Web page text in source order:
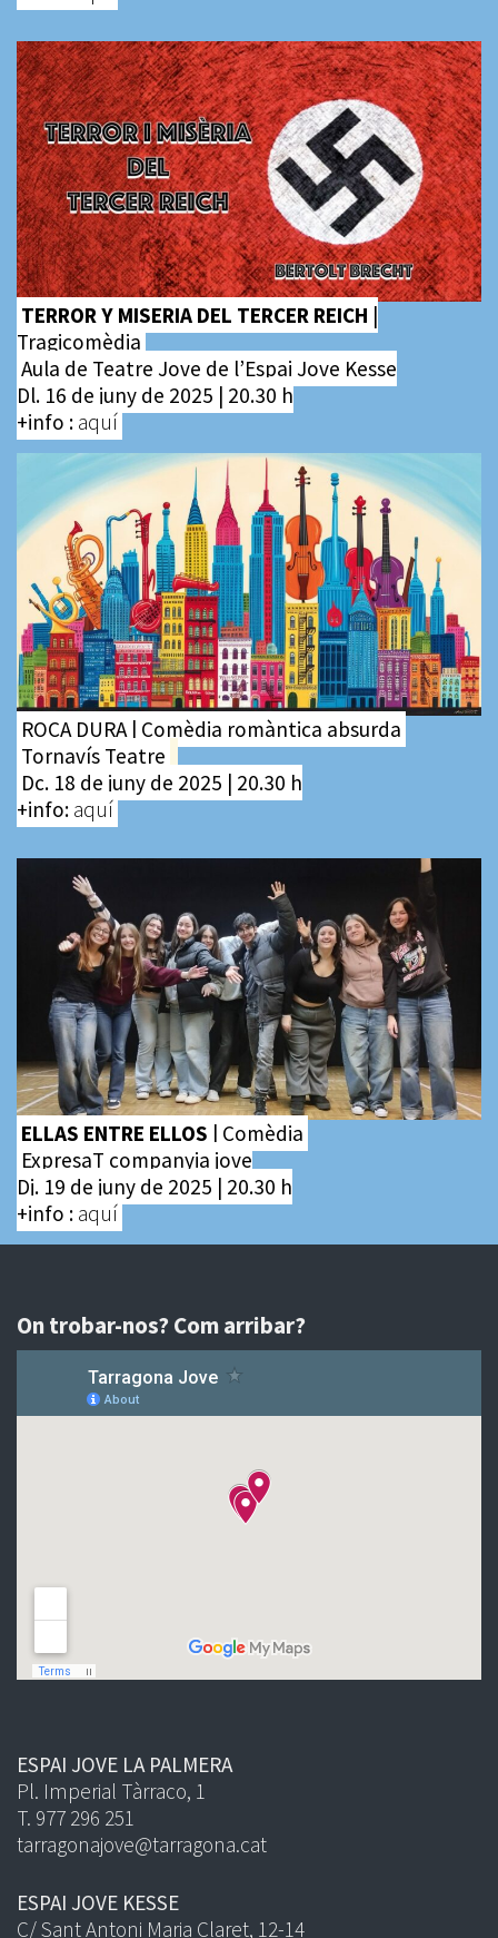
TERROR Y MISERIA DEL TERCER REICH |
Tragicomèdia
Aula de Teatre Jove de l’Espai Jove Kesse
Dl. 16 de juny de 2025 | 20.30 h
+info : aquí
ROCA DURA | Comèdia romàntica absurda
Tornavís Teatre
Dc. 18 de juny de 2025 | 20.30 h
+info: aquí
ELLAS ENTRE ELLOS | Comèdia
ExpresaT companyia jove
Dj. 19 de juny de 2025 | 20.30 h
+info : aquí
On trobar-nos? Com arribar?
ESPAI JOVE LA PALMERA
Pl. Imperial Tàrraco, 1
T. 977 296 251
tarragonajove@tarragona.cat
ESPAI JOVE KESSE
C/ Sant Antoni Maria Claret, 12-14